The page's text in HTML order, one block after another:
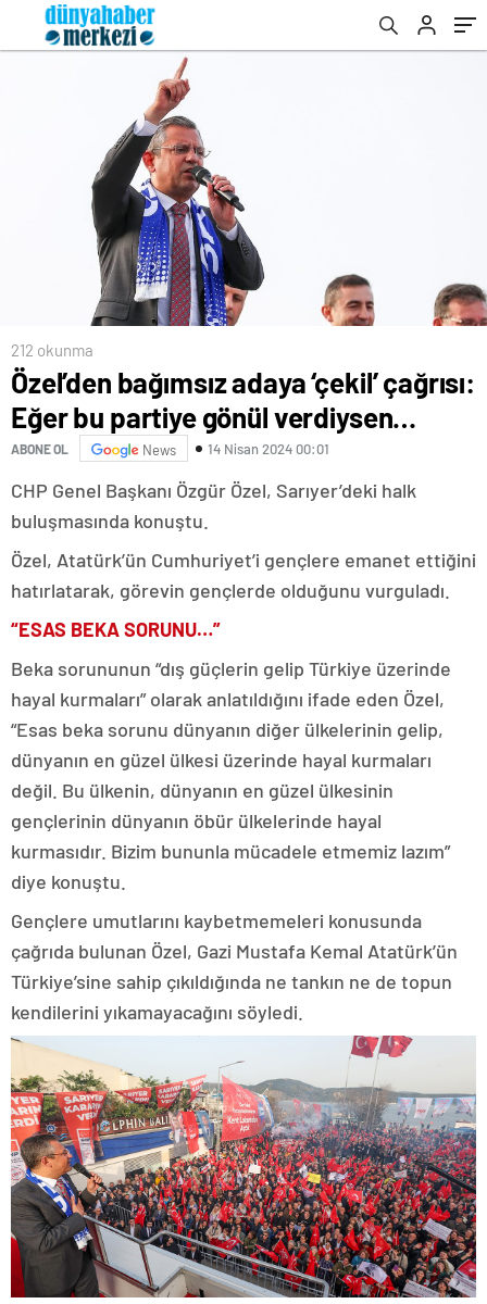
212 okunma
Özel’den bağımsız adaya ‘çekil’ çağrısı:
Eğer bu partiye gönül verdiysen…
ABONE OL News 14 Nisan 2024 00:01
CHP Genel Başkanı Özgür Özel, Sarıyer’deki halk
buluşmasında konuştu.
Özel, Atatürk’ün Cumhuriyet’i gençlere emanet ettiğini
hatırlatarak, görevin gençlerde olduğunu vurguladı.
“ESAS BEKA SORUNU…”
Beka sorununun “dış güçlerin gelip Türkiye üzerinde
hayal kurmaları” olarak anlatıldığını ifade eden Özel,
“Esas beka sorunu dünyanın diğer ülkelerinin gelip,
dünyanın en güzel ülkesi üzerinde hayal kurmaları
değil. Bu ülkenin, dünyanın en güzel ülkesinin
gençlerinin dünyanın öbür ülkelerinde hayal
kurmasıdır. Bizim bununla mücadele etmemiz lazım”
diye konuştu.
Gençlere umutlarını kaybetmemeleri konusunda
çağrıda bulunan Özel, Gazi Mustafa Kemal Atatürk’ün
Türkiye’sine sahip çıkıldığında ne tankın ne de topun
kendilerini yıkamayacağını söyledi.